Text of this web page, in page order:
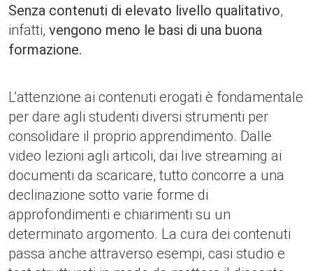
Senza contenuti di elevato livello qualitativo,
infatti, vengono meno le basi di una buona
formazione.
L’attenzione ai contenuti erogati è fondamentale
per dare agli studenti diversi strumenti per
consolidare il proprio apprendimento. Dalle
video lezioni agli articoli, dai live streaming ai
documenti da scaricare, tutto concorre a una
declinazione sotto varie forme di
approfondimenti e chiarimenti su un
determinato argomento. La cura dei contenuti
passa anche attraverso esempi, casi studio e